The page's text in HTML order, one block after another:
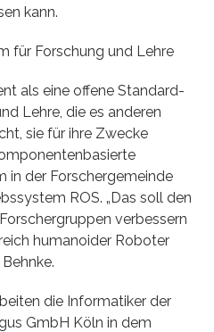
kann.
für Forschung und Lehre
als eine offene Standard-
Lehre, die es anderen
sie für ihre Zwecke
in der Forschergemeinde
ROS. „Das soll den
verbessern
humanoider Roboter
die Informatiker der
GmbH Köln in dem